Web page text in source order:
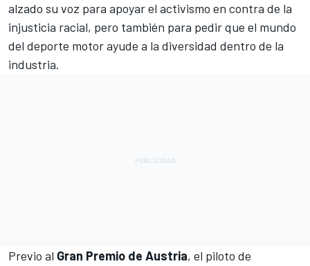
alzado su voz para apoyar el activismo en contra de la
injusticia racial, pero también para pedir que el mundo
del deporte motor ayude a la diversidad dentro de la
industria.
Previo al Gran Premio de Austria, el piloto de